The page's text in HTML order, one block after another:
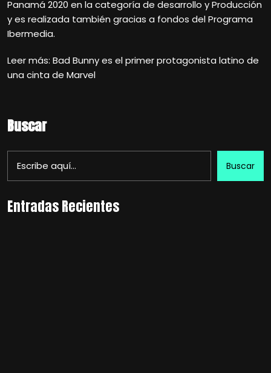
Panamá 2020 en la categoría de desarrollo y Producción
y es realizada también gracias a fondos del Programa
Ibermedia.
Leer más: Bad Bunny es el primer protagonista latino de
una cinta de Marvel
Buscar
Buscar
Entradas Recientes